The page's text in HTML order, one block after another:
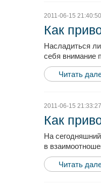
2011-06-15 21:40:50
Как
Насладиться
себя внимание
Читать
2011-06-15 21:33:27
Как
На
в
Читать